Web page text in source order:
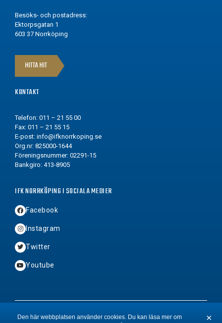
Besöks- och postadress:
Ektorpsgatan 1
603 37 Norrköping
HITTA HIT
KONTAKT
Telefon: 011 – 21 55 00
Fax: 011 – 21 55 15
E-post: info@ifknorrkoping.se
Org.nr: 825000-1644
Föreningsnummer: 02291-15
Bankgiro: 413-8905
IFK NORRKÖPING I SOCIALA MEDIER
Facebook
Instagram
Twitter
Youtube
2026 © Copyright IFK Norrköping FK
Den här webbplatsen använder cookies. Du kan läsa mer om
×